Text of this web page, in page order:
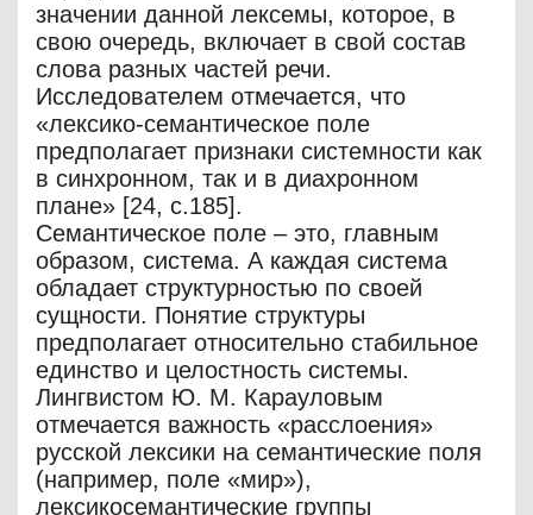
значении данной лексемы, которое, в
свою очередь, включает в свой состав
слова разных частей речи.
Исследователем отмечается, что
«лексико-семантическое поле
предполагает признаки системности как
в синхронном, так и в диахронном
плане» [24, с.185].
Семантическое поле – это, главным
образом, система. А каждая система
обладает структурностью по своей
сущности. Понятие структуры
предполагает относительно стабильное
единство и целостность системы.
Лингвистом Ю. М. Карауловым
отмечается важность «расслоения»
русской лексики на семантические поля
(например, поле «мир»),
лексикосемантические группы